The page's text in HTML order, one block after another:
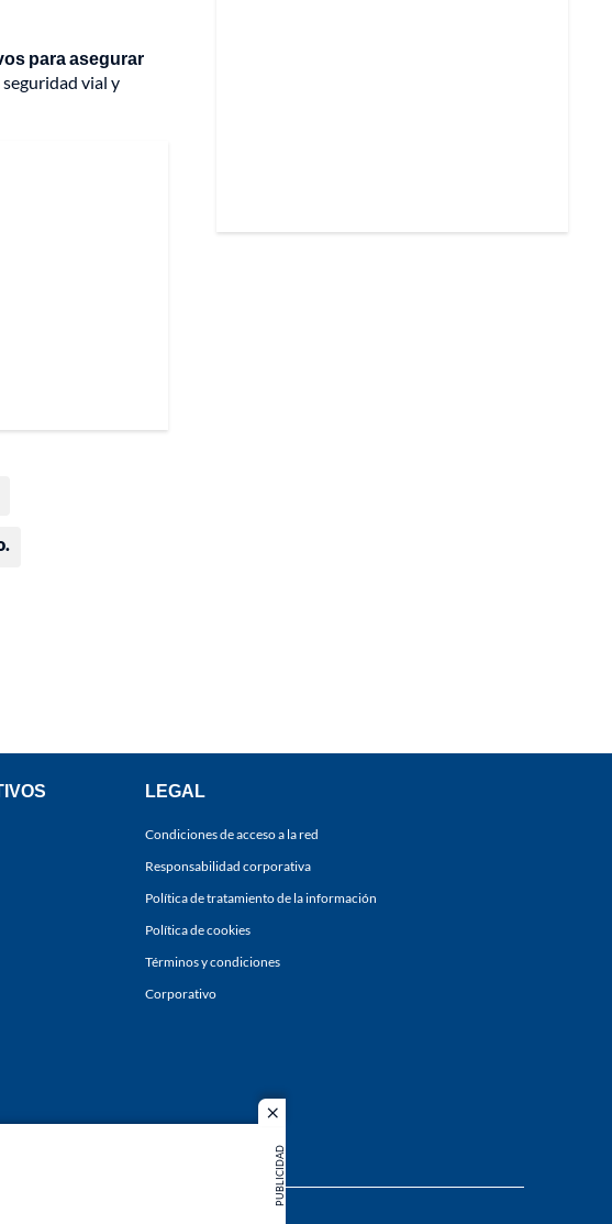
close
PUBLICIDAD
para asegurar
vial y
LEGAL
Condiciones de acceso a la red
Responsabilidad corporativa
Política de tratamiento de la información
Política de cookies
Términos y condiciones
Corporativo